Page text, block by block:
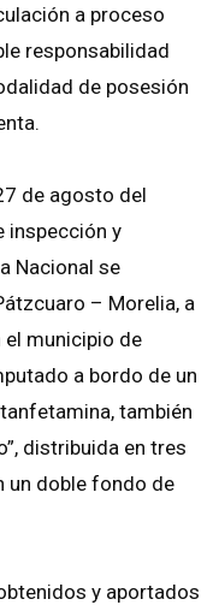
a proceso
responsabilidad
de posesión
de agosto del
inspección y
Nacional se
– Morelia, a
municipio de
a bordo de un
también
distribuida en tres
un doble fondo de
y aportados